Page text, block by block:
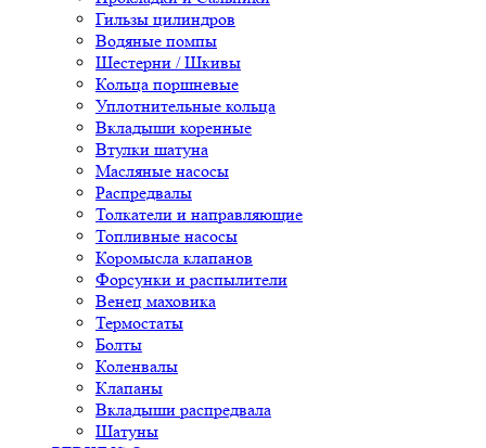
Гильзы цилиндров
Водяные помпы
Шестерни / Шкивы
Кольца поршневые
Уплотнительные кольца
Вкладыши коренные
Втулки шатуна
Масляные насосы
Распредвалы
Толкатели и направляющие
Топливные насосы
Коромысла клапанов
Форсунки и распылители
Венец маховика
Термостаты
Болты
Коленвалы
Клапаны
Вкладыши распредвала
Шатуны